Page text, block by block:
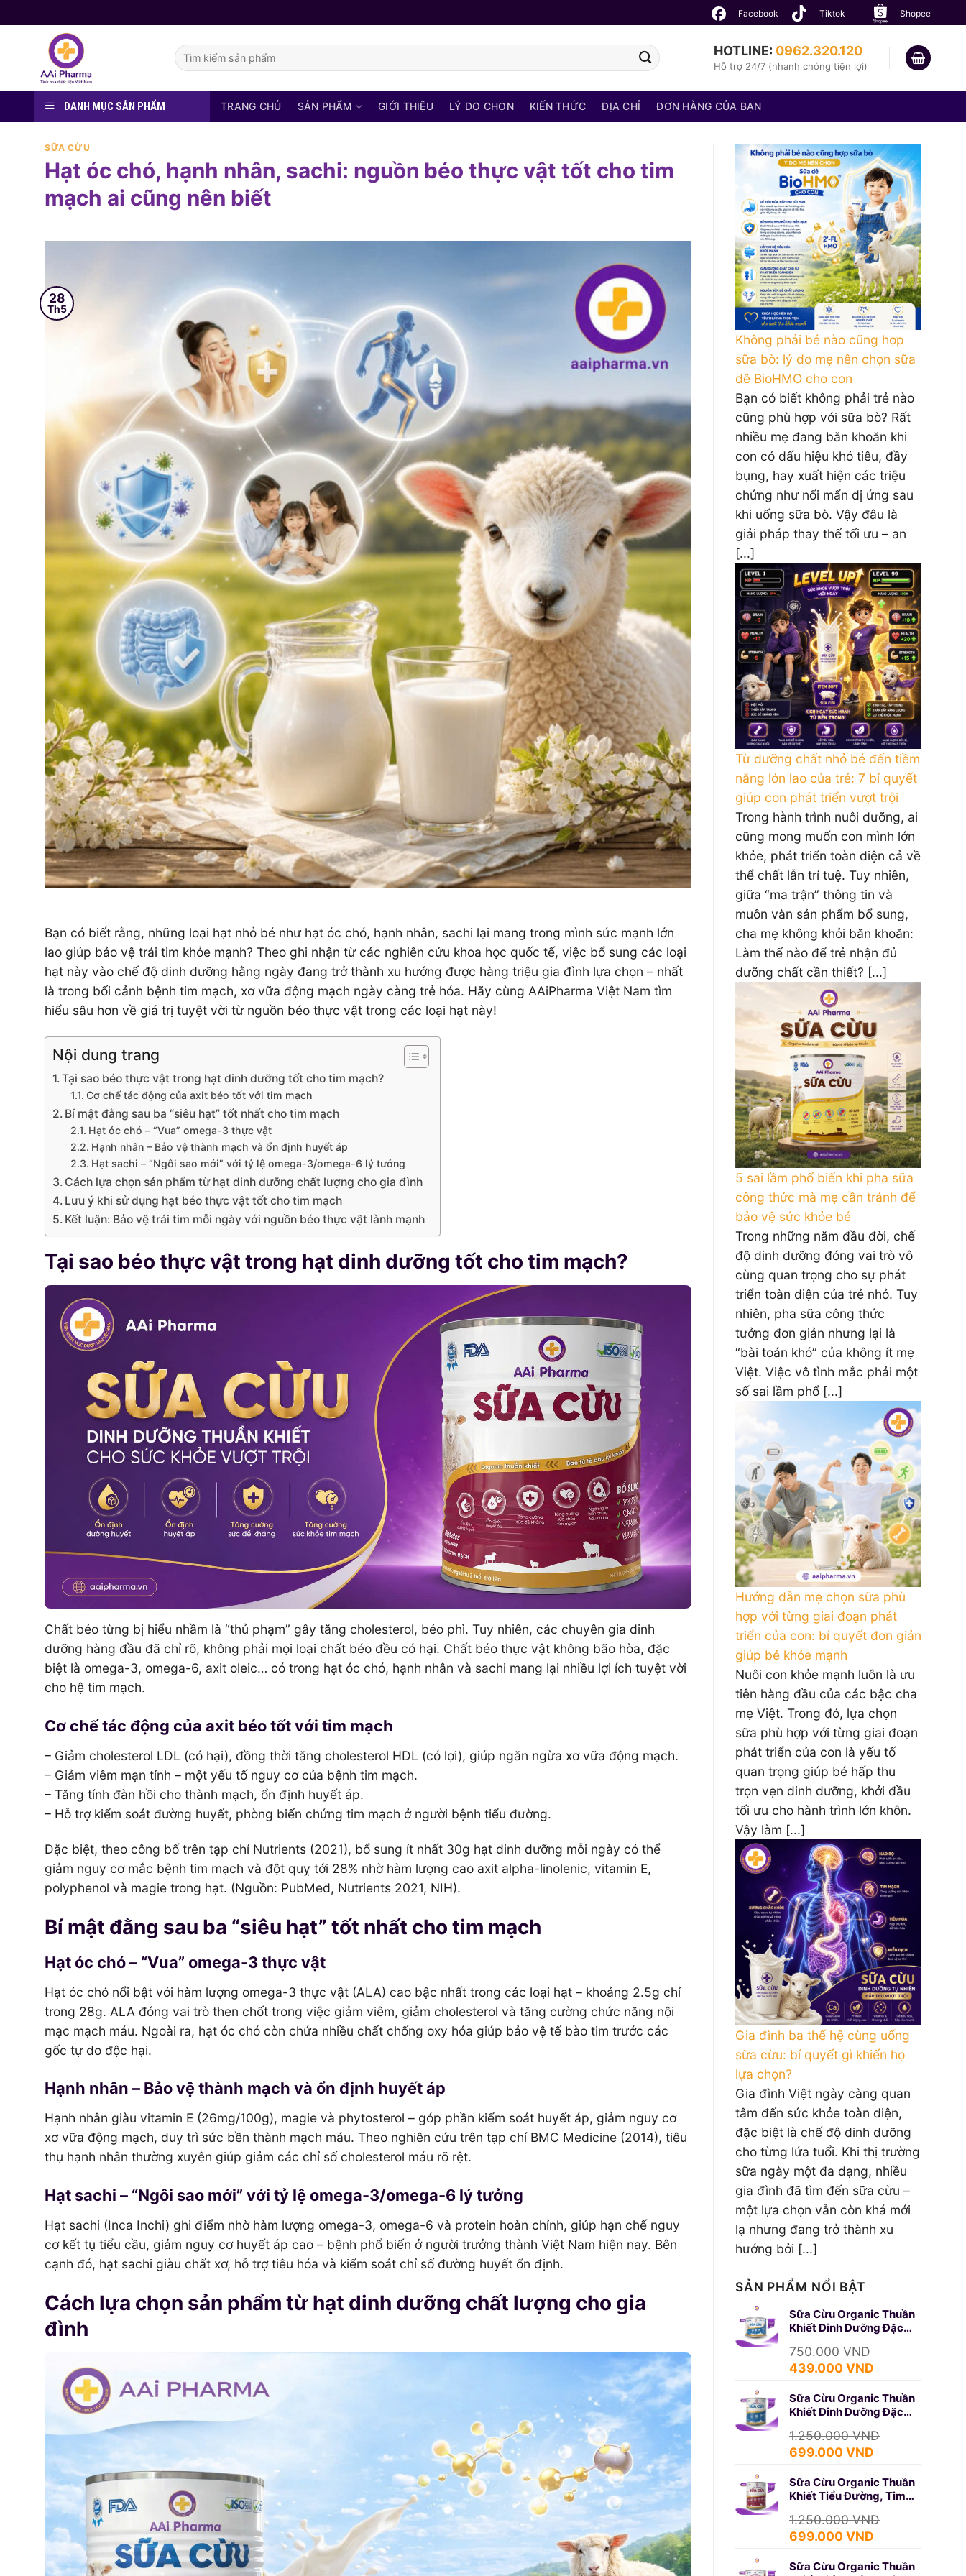
to
Facebook Tiktok Shopee
Tìm
kiếm:
HOTLINE: 0962.320.120
Hỗ trợ 24/7 (nhanh chóng tiện lợi)
DANH MỤC SẢN PHẨM TRANG CHỦ SẢN PHẨM GIỚI THIỆU LÝ DO CHỌN KIẾN THỨC ĐỊA CHỈ ĐƠN HÀNG CỦA BẠN
SỮA CỪU
Hạt óc chó, hạnh nhân, sachi: nguồn béo thực vật tốt cho tim
mạch ai cũng nên biết
28
Th5
Bạn có biết rằng, những loại hạt nhỏ bé như hạt óc chó, hạnh nhân, sachi lại mang trong mình sức mạnh lớn
lao giúp bảo vệ trái tim khỏe mạnh? Theo ghi nhận từ các nghiên cứu khoa học quốc tế, việc bổ sung các loại
hạt này vào chế độ dinh dưỡng hằng ngày đang trở thành xu hướng được hàng triệu gia đình lựa chọn – nhất
là trong bối cảnh bệnh tim mạch, xơ vữa động mạch ngày càng trẻ hóa. Hãy cùng AAiPharma Việt Nam tìm
hiểu sâu hơn về giá trị tuyệt vời từ nguồn béo thực vật trong các loại hạt này!
Nội dung trang
Tại sao béo thực vật trong hạt dinh dưỡng tốt cho tim mạch?
Cơ chế tác động của axit béo tốt với tim mạch
Bí mật đằng sau ba “siêu hạt” tốt nhất cho tim mạch
Hạt óc chó – “Vua” omega-3 thực vật
Hạnh nhân – Bảo vệ thành mạch và ổn định huyết áp
Hạt sachi – “Ngôi sao mới” với tỷ lệ omega-3/omega-6 lý tưởng
Cách lựa chọn sản phẩm từ hạt dinh dưỡng chất lượng cho gia đình
Lưu ý khi sử dụng hạt béo thực vật tốt cho tim mạch
Kết luận: Bảo vệ trái tim mỗi ngày với nguồn béo thực vật lành mạnh
Tại sao béo thực vật trong hạt dinh dưỡng tốt cho tim mạch?
Chất béo từng bị hiểu nhầm là “thủ phạm” gây tăng cholesterol, béo phì. Tuy nhiên, các chuyên gia dinh
dưỡng hàng đầu đã chỉ rõ, không phải mọi loại chất béo đều có hại. Chất béo thực vật không bão hòa, đặc
biệt là omega-3, omega-6, axit oleic… có trong hạt óc chó, hạnh nhân và sachi mang lại nhiều lợi ích tuyệt vời
cho hệ tim mạch.
Cơ chế tác động của axit béo tốt với tim mạch
– Giảm cholesterol LDL (có hại), đồng thời tăng cholesterol HDL (có lợi), giúp ngăn ngừa xơ vữa động mạch.
– Giảm viêm mạn tính – một yếu tố nguy cơ của bệnh tim mạch.
– Tăng tính đàn hồi cho thành mạch, ổn định huyết áp.
– Hỗ trợ kiểm soát đường huyết, phòng biến chứng tim mạch ở người bệnh tiểu đường.
Đặc biệt, theo công bố trên tạp chí Nutrients (2021), bổ sung ít nhất 30g hạt dinh dưỡng mỗi ngày có thể
giảm nguy cơ mắc bệnh tim mạch và đột quỵ tới 28% nhờ hàm lượng cao axit alpha-linolenic, vitamin E,
polyphenol và magie trong hạt. (Nguồn: PubMed, Nutrients 2021, NIH).
Bí mật đằng sau ba “siêu hạt” tốt nhất cho tim mạch
Hạt óc chó – “Vua” omega-3 thực vật
Hạt óc chó nổi bật với hàm lượng omega-3 thực vật (ALA) cao bậc nhất trong các loại hạt – khoảng 2.5g chỉ
trong 28g. ALA đóng vai trò then chốt trong việc giảm viêm, giảm cholesterol và tăng cường chức năng nội
mạc mạch máu. Ngoài ra, hạt óc chó còn chứa nhiều chất chống oxy hóa giúp bảo vệ tế bào tim trước các
gốc tự do độc hại.
Hạnh nhân – Bảo vệ thành mạch và ổn định huyết áp
Hạnh nhân giàu vitamin E (26mg/100g), magie và phytosterol – góp phần kiểm soát huyết áp, giảm nguy cơ
xơ vữa động mạch, duy trì sức bền thành mạch máu. Theo nghiên cứu trên tạp chí BMC Medicine (2014), tiêu
thụ hạnh nhân thường xuyên giúp giảm các chỉ số cholesterol máu rõ rệt.
Hạt sachi – “Ngôi sao mới” với tỷ lệ omega-3/omega-6 lý tưởng
Hạt sachi (Inca Inchi) ghi điểm nhờ hàm lượng omega-3, omega-6 và protein hoàn chỉnh, giúp hạn chế nguy
cơ kết tụ tiểu cầu, giảm nguy cơ huyết áp cao – bệnh phổ biến ở người trưởng thành Việt Nam hiện nay. Bên
cạnh đó, hạt sachi giàu chất xơ, hỗ trợ tiêu hóa và kiểm soát chỉ số đường huyết ổn định.
Cách lựa chọn sản phẩm từ hạt dinh dưỡng chất lượng cho gia
đình
Không phải bé nào cũng hợp
sữa bò: lý do mẹ nên chọn sữa
dê BioHMO cho con
Bạn có biết không phải trẻ nào
cũng phù hợp với sữa bò? Rất
nhiều mẹ đang băn khoăn khi
con có dấu hiệu khó tiêu, đầy
bụng, hay xuất hiện các triệu
chứng như nổi mẩn dị ứng sau
khi uống sữa bò. Vậy đâu là
giải pháp thay thế tối ưu – an
[...]
Từ dưỡng chất nhỏ bé đến tiềm
năng lớn lao của trẻ: 7 bí quyết
giúp con phát triển vượt trội
Trong hành trình nuôi dưỡng, ai
cũng mong muốn con mình lớn
khỏe, phát triển toàn diện cả về
thể chất lẫn trí tuệ. Tuy nhiên,
giữa “ma trận” thông tin và
muôn vàn sản phẩm bổ sung,
cha mẹ không khỏi băn khoăn:
Làm thế nào để trẻ nhận đủ
dưỡng chất cần thiết? [...]
5 sai lầm phổ biến khi pha sữa
công thức mà mẹ cần tránh để
bảo vệ sức khỏe bé
Trong những năm đầu đời, chế
độ dinh dưỡng đóng vai trò vô
cùng quan trọng cho sự phát
triển toàn diện của trẻ nhỏ. Tuy
nhiên, pha sữa công thức
tưởng đơn giản nhưng lại là
“bài toán khó” của không ít mẹ
Việt. Việc vô tình mắc phải một
số sai lầm phổ [...]
Hướng dẫn mẹ chọn sữa phù
hợp với từng giai đoạn phát
triển của con: bí quyết đơn giản
giúp bé khỏe mạnh
Nuôi con khỏe mạnh luôn là ưu
tiên hàng đầu của các bậc cha
mẹ Việt. Trong đó, lựa chọn
sữa phù hợp với từng giai đoạn
phát triển của con là yếu tố
quan trọng giúp bé hấp thu
trọn vẹn dinh dưỡng, khởi đầu
tối ưu cho hành trình lớn khôn.
Vậy làm [...]
Gia đình ba thế hệ cùng uống
sữa cừu: bí quyết gì khiến họ
lựa chọn?
Gia đình Việt ngày càng quan
tâm đến sức khỏe toàn diện,
đặc biệt là chế độ dinh dưỡng
cho từng lứa tuổi. Khi thị trường
sữa ngày một đa dạng, nhiều
gia đình đã tìm đến sữa cừu –
một lựa chọn vẫn còn khá mới
lạ nhưng đang trở thành xu
hướng bởi [...]
SẢN PHẨM NỔI BẬT
Sữa Cừu Organic Thuần
Khiết Dinh Dưỡng Đặc
750.000VND
Giá
là:
750.000 VND.
439.000 VND
tại
là:
439.000 VND.
Sữa Cừu Organic Thuần
Khiết Dinh Dưỡng Đặc
1.250.000VND
Giá
là:
1.250.000 VND.
699.000 VND
tại
là:
699.000 VND.
Sữa Cừu Organic Thuần
Khiết Tiểu Đường, Tim
1.250.000VND
Giá
là:
699.000 VND
tại
Sữa Cừu Organic Thuần